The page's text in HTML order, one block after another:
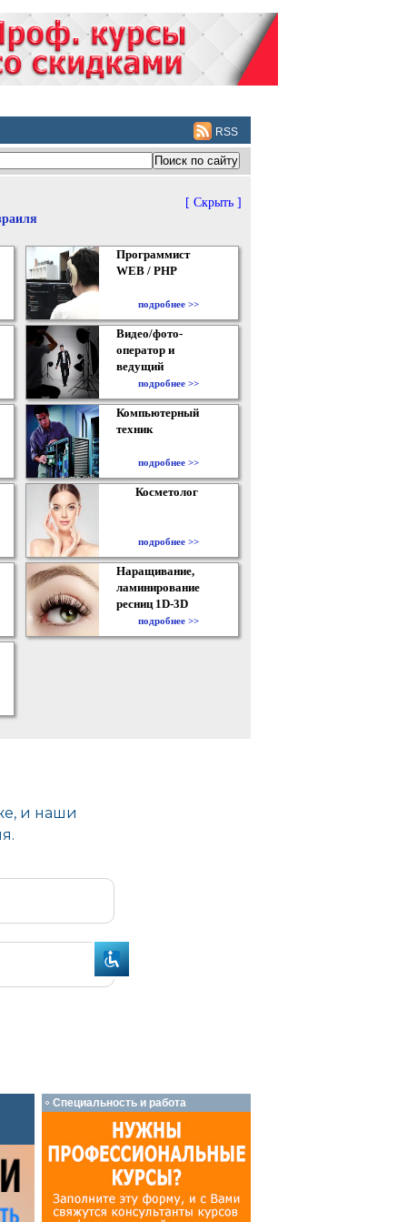
RSS
[ Скрыть ]
Программист
WEB / PHP
подробнее >>
Видео/фото-
оператор и
ведущий
подробнее >>
Компьютерный
техник
подробнее >>
Косметолог
подробнее >>
Наращивание,
ламинирование
ресниц 1D-3D
подробнее >>
Специальность и работа